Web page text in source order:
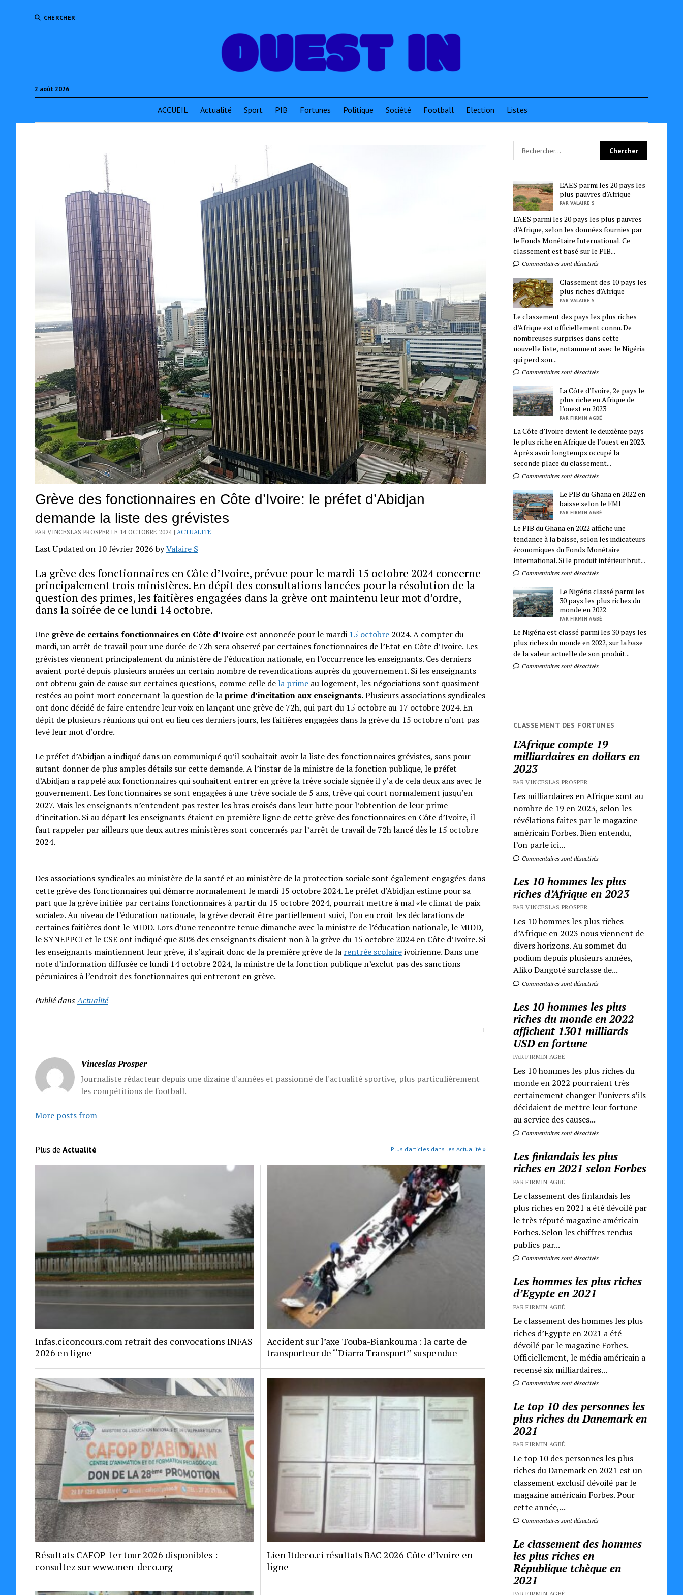
CHERCHER
2 août 2026
ACCUEIL Actualité Sport PIB Fortunes Politique Société Football Election Listes
Grève des fonctionnaires en Côte d’Ivoire: le préfet d’Abidjan
demande la liste des grévistes
PAR VINCESLAS PROSPER LE 14 OCTOBRE 2024 | ACTUALITÉ
Last Updated on 10 février 2026 byValaire S
La grève des fonctionnaires en Côte d’Ivoire, prévue pour le mardi 15 octobre 2024 concerne
principalement trois ministères. En dépit des consultations lancées pour la résolution de la
question des primes, les faitières engagées dans la grève ont maintenu leur mot d’ordre,
dans la soirée de ce lundi 14 octobre.
Une grève de certains fonctionnaires en Côte d’Ivoire est annoncée pour le mardi 15 octobre 2024. A compter du
mardi, un arrêt de travail pour une durée de 72h sera observé par certaines fonctionnaires de l’Etat en Côte d’Ivoire. Les
grévistes viennent principalement du ministère de l’éducation nationale, en l’occurrence les enseignants. Ces derniers
avaient porté depuis plusieurs années un certain nombre de revendications auprès du gouvernement. Si les enseignants
ont obtenu gain de cause sur certaines questions, comme celle de la primeau logement, les négociations sont quasiment
restées au point mort concernant la question de laprime d’incitation aux enseignants.Plusieurs associations syndicales
ont donc décidé de faire entendre leur voix en lançant une grève de 72h, qui part du 15 octobre au 17 octobre 2024. En
dépit de plusieurs réunions qui ont eu lieu ces derniers jours, les faitières engagées dans la grève du 15 octobre n’ont pas
levé leur mot d’ordre.
Le préfet d’Abidjan a indiqué dans un communiqué qu’il souhaitait avoir la liste des fonctionnaires grévistes, sans pour
autant donner de plus amples détails sur cette demande. A l’instar de la ministre de la fonction publique, le préfet
d’Abidjan a rappelé aux fonctionnaires qui souhaitent entrer en grève la trêve sociale signée il y’a de cela deux ans avec le
gouvernement. Les fonctionnaires se sont engagées à une trêve sociale de 5 ans, trêve qui court normalement jusqu’en
2027. Mais les enseignants n’entendent pas rester les bras croisés dans leur lutte pour l’obtention de leur prime
d’incitation. Si au départ les enseignants étaient en première ligne de cette grève des fonctionnaires en Côte d’Ivoire, il
faut rappeler par ailleurs que deux autres ministères sont concernés par l’arrêt de travail de 72h lancé dès le 15 octobre
2024.
Des associations syndicales au ministère de la santé et au ministère de la protection sociale sont également engagées dans
cette grève des fonctionnaires qui démarre normalement le mardi 15 octobre 2024. Le préfet d’Abidjan estime pour sa
part que la grève initiée par certains fonctionnaires à partir du 15 octobre 2024, pourrait mettre à mal «le climat de paix
sociale». Au niveau de l’éducation nationale, la grève devrait être partiellement suivi, l’on en croit les déclarations de
certaines faitières dont le MIDD. Lors d’une rencontre tenue dimanche avec la ministre de l’éducation nationale, le MIDD,
le SYNEPPCI et le CSE ont indiqué que 80% des enseignants disaient non à la grève du 15 octobre 2024 en Côte d’Ivoire. Si
les enseignants maintiennent leur grève, il s’agirait donc de la première grève de la rentrée scolaireivoirienne. Dans une
note d’information diffusée ce lundi 14 octobre 2024, la ministre de la fonction publique n’exclut pas des sanctions
pécuniaires à l’endroit des fonctionnaires qui entreront en grève.
Publié dansActualité
Vinceslas Prosper
Journaliste rédacteur depuis une dizaine d'années et passionné de l'actualité sportive, plus particulièrement
les compétitions de football.
More posts from
Plus de Actualité Plus d’articles dans les Actualité »
Infas.ciconcours.com retrait des convocations INFAS
2026 en ligne
Accident sur l’axe Touba-Biankouma : la carte de
transporteur de ‘‘Diarra Transport’’ suspendue
Résultats CAFOP 1er tour 2026 disponibles :
consultez sur www.men-deco.org
Lien Itdeco.ci résultats BAC 2026 Côte d’Ivoire en
ligne
L’AES parmi les 20 pays les
plus pauvres d’Afrique
PAR VALAIRE S
L’AES parmi les 20 pays les plus pauvres
d’Afrique, selon les données fournies par
le Fonds Monétaire International. Ce
classement est basé sur le PIB...
Commentaires sont désactivés
Classement des 10 pays les
plus riches d’Afrique
PAR VALAIRE S
Le classement des pays les plus riches
d’Afrique est officiellement connu. De
nombreuses surprises dans cette
nouvelle liste, notamment avec le Nigéria
qui perd son...
Commentaires sont désactivés
La Côte d’Ivoire, 2e pays le
plus riche en Afrique de
l’ouest en 2023
PAR FIRMIN AGBÉ
La Côte d’Ivoire devient le deuxième pays
le plus riche en Afrique de l’ouest en 2023.
Après avoir longtemps occupé la
seconde place du classement...
Commentaires sont désactivés
Le PIB du Ghana en 2022 en
baisse selon le FMI
PAR FIRMIN AGBÉ
Le PIB du Ghana en 2022 affiche une
tendance à la baisse, selon les indicateurs
économiques du Fonds Monétaire
International. Si le produit intérieur brut...
Commentaires sont désactivés
Le Nigéria classé parmi les
30 pays les plus riches du
monde en 2022
PAR FIRMIN AGBÉ
Le Nigéria est classé parmi les 30 pays les
plus riches du monde en 2022, sur la base
de la valeur actuelle de son produit...
Commentaires sont désactivés
CLASSEMENT DES FORTUNES
L’Afrique compte 19
milliardaires en dollars en
2023
PAR VINCESLAS PROSPER
Les milliardaires en Afrique sont au
nombre de 19 en 2023, selon les
révélations faites par le magazine
américain Forbes. Bien entendu,
l’on parle ici...
Commentaires sont désactivés
Les 10 hommes les plus
riches d’Afrique en 2023
PAR VINCESLAS PROSPER
Les 10 hommes les plus riches
d’Afrique en 2023 nous viennent de
divers horizons. Au sommet du
podium depuis plusieurs années,
Aliko Dangoté surclasse de...
Commentaires sont désactivés
Les 10 hommes les plus
riches du monde en 2022
affichent 1301 milliards
USD en fortune
PAR FIRMIN AGBÉ
Les 10 hommes les plus riches du
monde en 2022 pourraient très
certainement changer l’univers s’ils
décidaient de mettre leur fortune
au service des causes...
Commentaires sont désactivés
Les finlandais les plus
riches en 2021 selon Forbes
PAR FIRMIN AGBÉ
Le classement des finlandais les
plus riches en 2021 a été dévoilé par
le très réputé magazine américain
Forbes. Selon les chiffres rendus
publics par...
Commentaires sont désactivés
Les hommes les plus riches
d’Egypte en 2021
PAR FIRMIN AGBÉ
Le classement des hommes les plus
riches d’Egypte en 2021 a été
dévoilé par le magazine Forbes.
Officiellement, le média américain a
recensé six milliardaires...
Commentaires sont désactivés
Le top 10 des personnes les
plus riches du Danemark en
2021
PAR FIRMIN AGBÉ
Le top 10 des personnes les plus
riches du Danemark en 2021 est un
classement exclusif dévoilé par le
magazine américain Forbes. Pour
cette année,...
Commentaires sont désactivés
Le classement des hommes
les plus riches en
République tchèque en
2021